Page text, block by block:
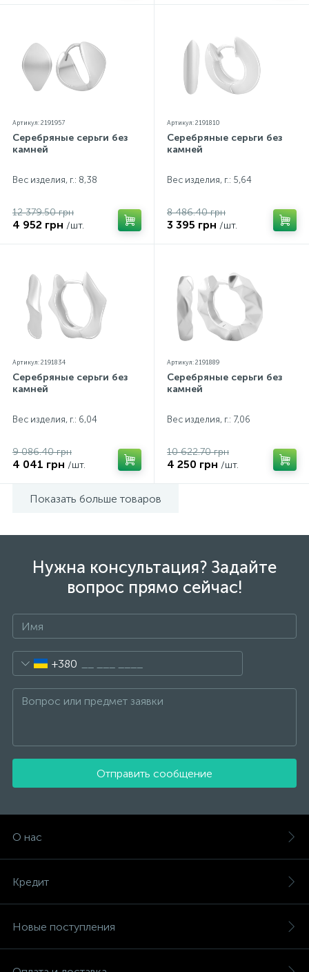
Артикул: 2191957
Серебряные серьги без
камней
Вес изделия, г.: 8,38
12 379.50 грн
4 952 грн /шт.
Артикул: 2191810
Серебряные серьги без
камней
Вес изделия, г.: 5,64
8 486.40 грн
3 395 грн /шт.
Артикул: 2191834
Серебряные серьги без
камней
Вес изделия, г.: 6,04
9 086.40 грн
4 041 грн /шт.
Артикул: 2191889
Серебряные серьги без
камней
Вес изделия, г.: 7,06
10 622.70 грн
4 250 грн /шт.
Показать больше товаров
Нужна консультация? Задайте
вопрос прямо сейчас!
+380
Отправить сообщение
О нас
Кредит
Новые поступления